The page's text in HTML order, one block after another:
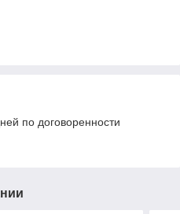
по договоренности